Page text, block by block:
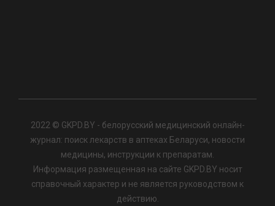
2022 © GKPD.BY - белорусский медицинский онлайн-
журнал: поиск лекарств в аптеках Беларуси, новости
медицины, инструкции к препаратам.
Информация размещенная на сайте GKPD.BY носит
справочный характер и не является руководством к
действию.